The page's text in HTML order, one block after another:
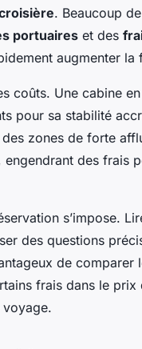
. Beaucoup
portuaires et des
augmenter la
coûts. Une cabine
pour sa stabilité
des zones de forte
des frais
s’impose.
des questions
de comparer
frais dans le prix
voyage.